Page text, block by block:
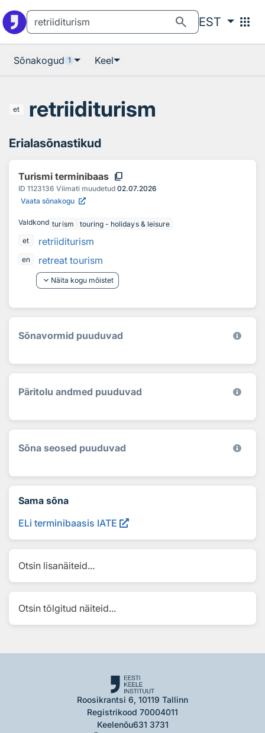
search EST apps
Sõnakogud 1 Keel
et retriiditurism
Erialasõnastikud
Turismi terminibaas content_copy
ID 1123136 Viimati muudetud 02.07.2026
Vaata sõnakogu
Valdkond turism
touring - holidays & leisure
et
retriiditurism
en
retreat tourism
keyboard_arrow_down Näita kogu mõistet
Sõnavormid puuduvad
Päritolu andmed puuduvad
Sõna seosed puuduvad
Sama sõna
ELi terminibaasis IATE
Otsin lisanäiteid...
Otsin tõlgitud näiteid...
Roosikrantsi 6, 10119 Tallinn
Registrikood 70004011
Keelenõu631 3731